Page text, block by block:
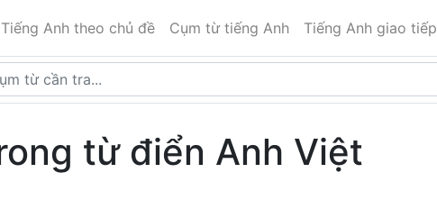
Tiếng Anh theo chủ đề Cụm từ tiếng Anh Tiếng Anh giao tiếp
từ điển Anh Việt